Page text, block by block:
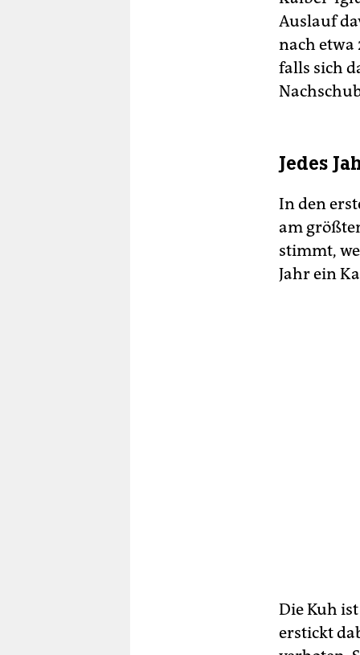
Auslauf
nach etwa
falls sich
Jedes
In den
am
stimmt,
Jahr ein
Die Kuh
erstickt